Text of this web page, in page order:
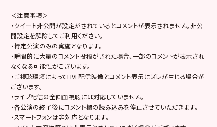
＜注意事項＞
・ツイート非公開が設定がされているとコメントが表示されません。非公
開設定を解除してご利用ください。
・特定公演のみの実施となります。
・瞬間的に大量のコメント投稿がされた場合、一部のコメントが表示され
なくなる可能性がございます。
・ご視聴環境によってLIVE配信映像とコメント表示にズレが生じる場合が
ございます。
・ライブ配信の全画面視聴には対応していません。
・各公演の終了後にコメント欄の読み込みを停止させていただきます。
・スマートフォンは非対応となります。